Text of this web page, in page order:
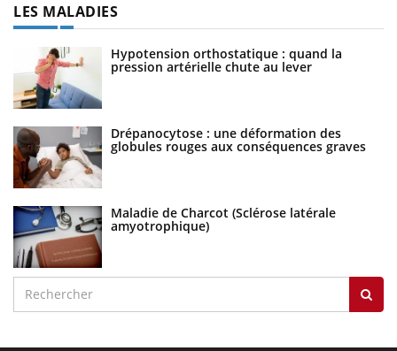
LES MALADIES
Hypotension orthostatique : quand la
pression artérielle chute au lever
Drépanocytose : une déformation des
globules rouges aux conséquences graves
Maladie de Charcot (Sclérose latérale
amyotrophique)